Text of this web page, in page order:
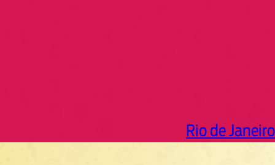
Rio de Janeiro